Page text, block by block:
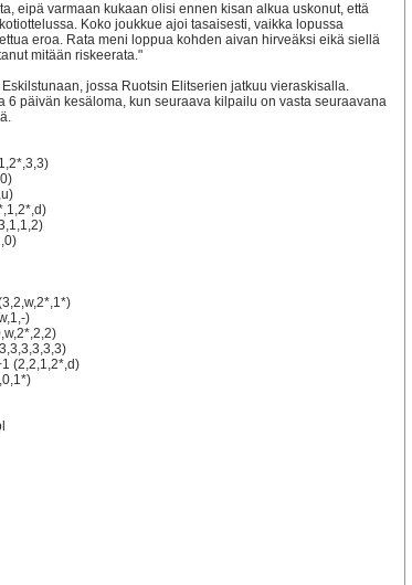
eipä varmaan kukaan olisi ennen kisan alkua uskonut, että
Koko joukkue ajoi tasaisesti, vaikka lopussa
eroa. Rata meni loppua kohden aivan hirveäksi eikä siellä
mitään riskeerata."
jossa Ruotsin Elitserien jatkuu vieraskisalla.
6 päivän kesäloma, kun seuraava kilpailu on vasta seuraavana
)
(2,2,1,2*,d)